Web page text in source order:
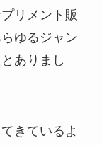
リメント販
ゆるジャン
ありまし
きているよ